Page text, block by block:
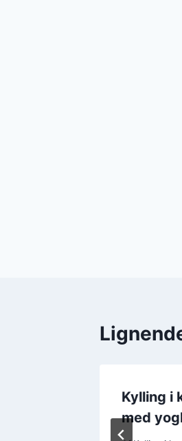
Kylling i
med